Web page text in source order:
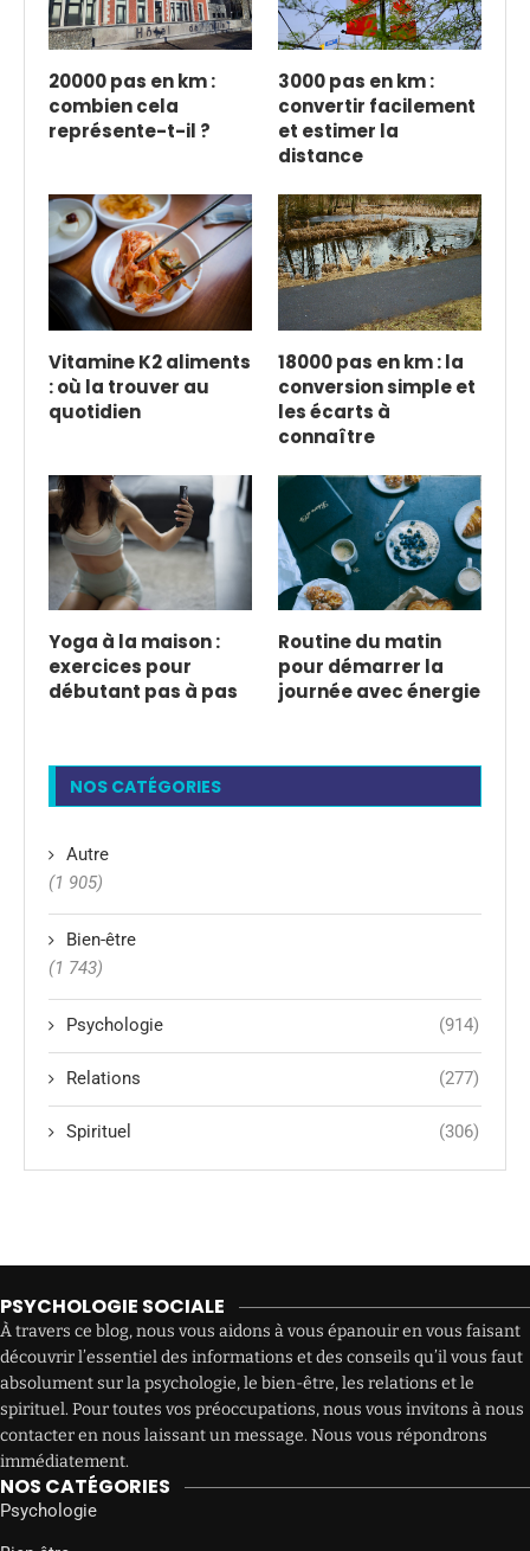
20000 pas en km :
combien cela
représente-t-il ?
3000 pas en km :
convertir facilement
et estimer la
distance
Vitamine K2 aliments
: où la trouver au
quotidien
18000 pas en km : la
conversion simple et
les écarts à
connaître
Yoga à la maison :
exercices pour
débutant pas à pas
Routine du matin
pour démarrer la
journée avec énergie
NOS CATÉGORIES
Autre
(1 905)
Bien-être
(1 743)
Psychologie (914)
Relations (277)
Spirituel (306)
PSYCHOLOGIE SOCIALE
À travers ce blog, nous vous aidons à vous épanouir en vous faisant
découvrir l’essentiel des informations et des conseils qu’il vous faut
absolument sur la psychologie, le bien-être, les relations et le
spirituel. Pour toutes vos préoccupations, nous vous invitons à nous
contacter en nous laissant un message. Nous vous répondrons
immédiatement.
NOS CATÉGORIES
Psychologie